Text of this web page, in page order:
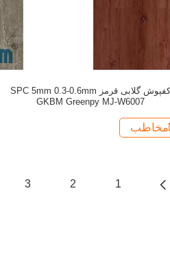
کفپوش گلابی قرمز SPC 5mm 0.3-0.6mm
GKBM Greenpy MJ-W6007
مخاطب
1
2
3